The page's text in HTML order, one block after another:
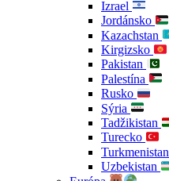
Izrael
Jordánsko
Kazachstan
Kirgizsko
Pakistan
Palestína
Rusko
Sýria
Tadžikistan
Turecko
Turkmenistan
Uzbekistan